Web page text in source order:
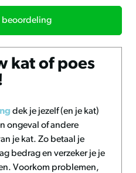
de tas niet alleen voor
als rustplek dient, wordt
polyester;
comfort;
vezels;
en bovenzijde;
elk interieur;
beoordeling
kat of poes
dek je jezelf (en je kat)
ongeval of andere
je kat. Zo betaal je
bedrag en verzeker je je
Voorkom problemen,